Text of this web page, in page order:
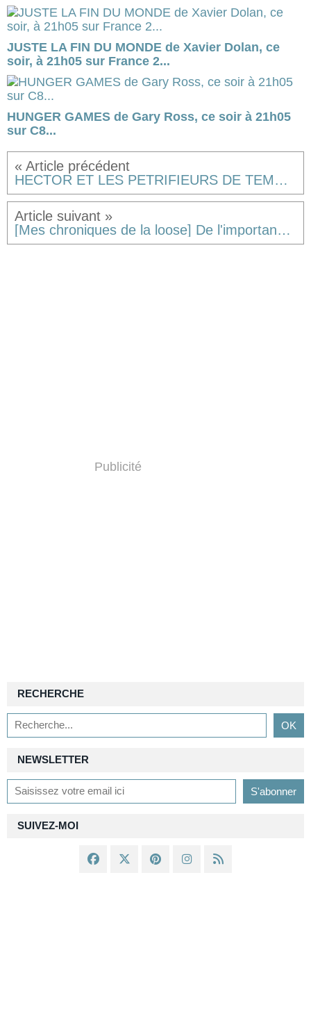
JUSTE LA FIN DU MONDE de Xavier Dolan, ce
soir, à 21h05 sur France 2...
HUNGER GAMES de Gary Ross, ce soir à 21h05
sur C8...
HECTOR ET LES PETRIFIEURS DE TEMPS de Danny Wallace [critique]
[Mes chroniques de la loose] De l'importance du vocabulaire.
Publicité
NEWSLETTER
SUIVEZ-MOI
RECHERCHE